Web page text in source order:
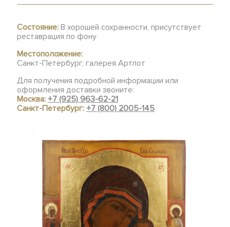
Состояние: В хорошей сохранности, присутствует
реставрация по фону
Местоположение:
Санкт-Петербург, галерея Артлот
Для получения подробной информации или
оформления доставки звоните:
Москва:+7 (925) 963-62-21
Санкт-Петербург:+7 (800) 2005-145